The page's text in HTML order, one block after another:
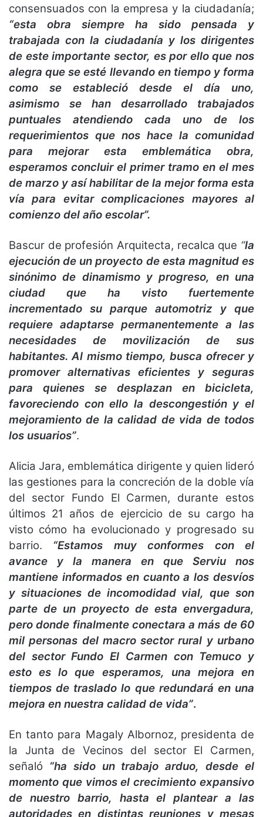
consensuados con la empresa y la ciudadanía;
“esta obra siempre ha sido pensada y
trabajada con la ciudadanía y los dirigentes
de este importante sector, es por ello que nos
alegra que se esté llevando en tiempo y forma
como se estableció desde el día uno,
asimismo se han desarrollado trabajados
puntuales atendiendo cada uno de los
requerimientos que nos hace la comunidad
para mejorar esta emblemática obra,
esperamos concluir el primer tramo en el mes
de marzo y así habilitar de la mejor forma esta
vía para evitar complicaciones mayores al
comienzo del año escolar”.
Bascur de profesión Arquitecta, recalca que “la
ejecución de un proyecto de esta magnitud es
sinónimo de dinamismo y progreso, en una
ciudad que ha visto fuertemente
incrementado su parque automotriz y que
requiere adaptarse permanentemente a las
necesidades de movilización de sus
habitantes. Al mismo tiempo, busca ofrecer y
promover alternativas eficientes y seguras
para quienes se desplazan en bicicleta,
favoreciendo con ello la descongestión y el
mejoramiento de la calidad de vida de todos
los usuarios”.
Alicia Jara, emblemática dirigente y quien lideró
las gestiones para la concreción de la doble vía
del sector Fundo El Carmen, durante estos
últimos 21 años de ejercicio de su cargo ha
visto cómo ha evolucionado y progresado su
barrio. “Estamos muy conformes con el
avance y la manera en que Serviu nos
mantiene informados en cuanto a los desvíos
y situaciones de incomodidad vial, que son
parte de un proyecto de esta envergadura,
pero donde finalmente conectara a más de 60
mil personas del macro sector rural y urbano
del sector Fundo El Carmen con Temuco y
esto es lo que esperamos, una mejora en
tiempos de traslado lo que redundará en una
mejora en nuestra calidad de vida”.
En tanto para Magaly Albornoz, presidenta de
la Junta de Vecinos del sector El Carmen,
señaló “ha sido un trabajo arduo, desde el
momento que vimos el crecimiento expansivo
de nuestro barrio, hasta el plantear a las
autoridades en distintas reuniones y mesas